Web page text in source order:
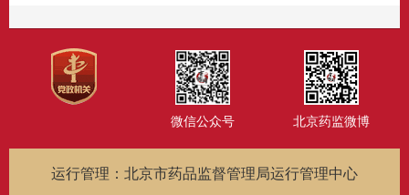
微信公众号 北京药监微博
运行管理：北京市药品监督管理局运行管理中心